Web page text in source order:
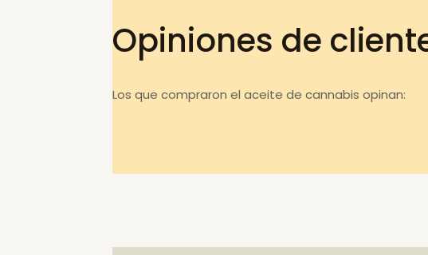
Opiniones de
Los que compraron el aceite de cannabis opinan: